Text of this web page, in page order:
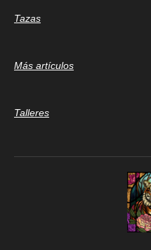
Tazas
Más artículos
Talleres